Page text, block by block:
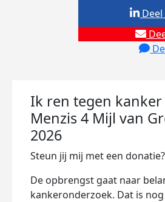
Ik ren tegen
Menzis 4 Mijl van
2026
Steun jij mij met een donatie?
De opbrengst gaat naar
kankeronderzoek. Dat is